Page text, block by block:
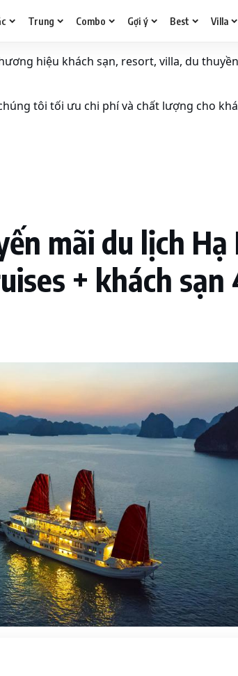
Trung Combo Gợi ý Best Villa
hiệu khách sạn, resort, villa, du
tôi tối ưu chi phí và chất lượng cho
mãi du lịch Hạ
+ khách